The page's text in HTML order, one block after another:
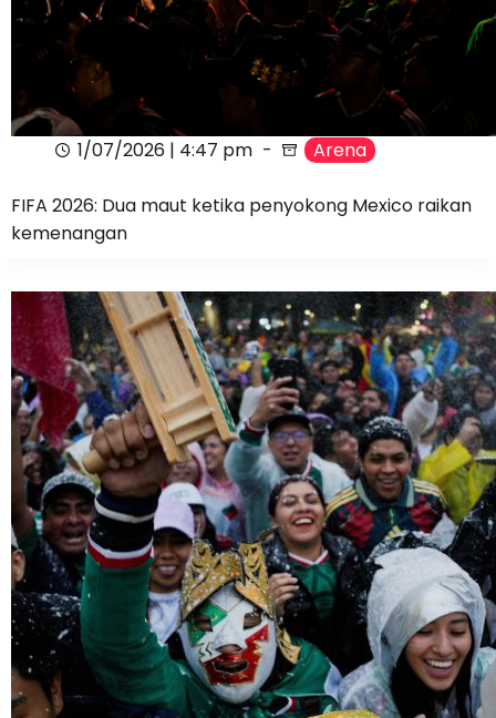
1/07/2026 | 4:47 pm Arena
FIFA 2026: Dua maut ketika penyokong Mexico raikan
kemenangan